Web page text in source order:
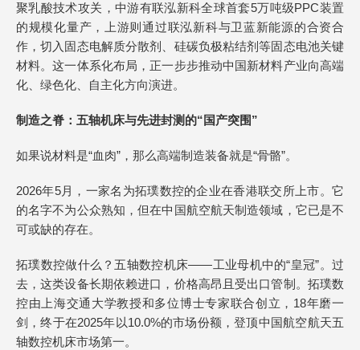
聚乳酸技术攻关，中游有联泓新科全球首套5万吨级PPC装置
的规模化量产，上游则通过联泓新科与卫蓝新能源的合资合
作，切入固态电解质分散剂、硅碳负极粘结剂等固态电池关键
材料。这一体系化布局，正一步步推动中国新材料产业向高端
化、绿色化、自主化方向演进。
制造之脊：五轴机床与先进封测的“国产突围”
如果说材料是“血肉”，那么高端制造装备就是“骨骼”。
2026年5月，一家名为拓璞数控的企业在香港联交所上市。它
的名字不为公众熟知，但在中国航空航天制造领域，它已是不
可或缺的存在。
拓璞数控做什么？五轴数控机床——工业母机中的“皇冠”。过
去，这类设备长期依赖进口，价格高昂且受出口管制。拓璞数
控由上海交通大学教授和多位博士专家联合创立，18年磨一
剑，终于在2025年以10.0%的市场份额，登顶中国航空航天五
轴数控机床市场第一。